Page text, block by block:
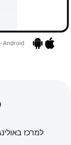
זמין במחשבים ובאפליקציות לנייד עבור iPhone, iPad ו-Android